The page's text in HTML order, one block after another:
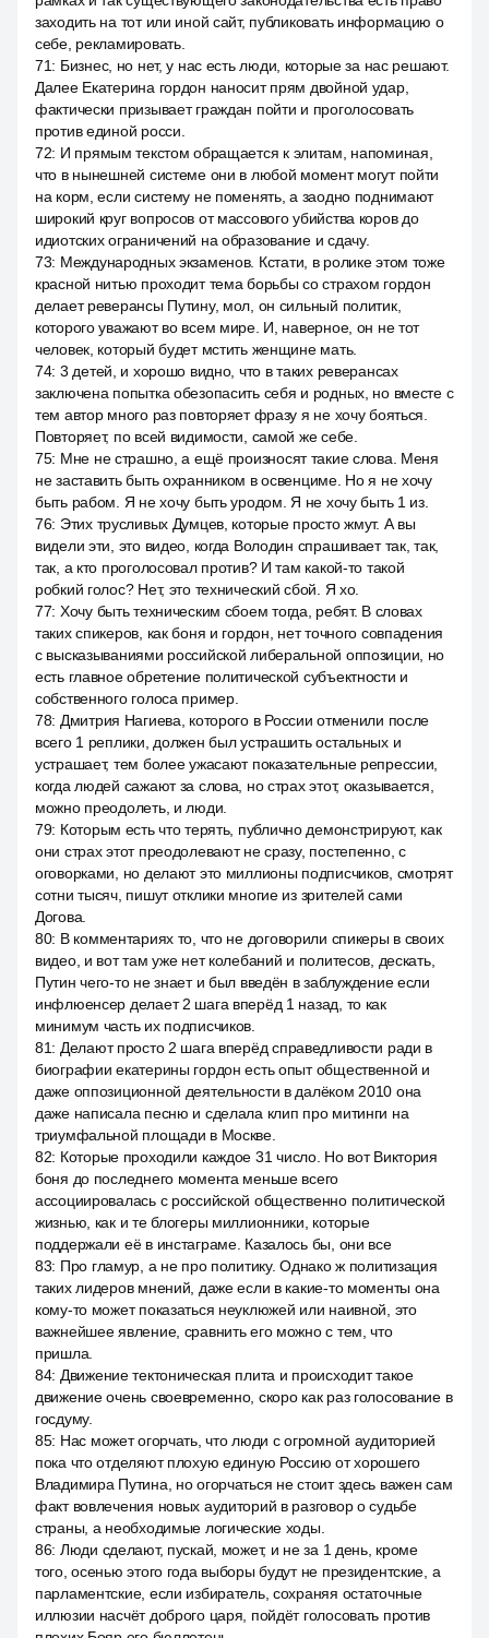
заходить на тот или иной сайт, публиковать информацию о
себе, рекламировать.
71: Бизнес, но нет, у нас есть люди, которые за нас решают.
Далее Екатерина гордон наносит прям двойной удар,
фактически призывает граждан пойти и проголосовать
против единой росси.
72: И прямым текстом обращается к элитам, напоминая,
что в нынешней системе они в любой момент могут пойти
на корм, если систему не поменять, а заодно поднимают
широкий круг вопросов от массового убийства коров до
идиотских ограничений на образование и сдачу.
73: Международных экзаменов. Кстати, в ролике этом тоже
красной нитью проходит тема борьбы со страхом гордон
делает реверансы Путину, мол, он сильный политик,
которого уважают во всем мире. И, наверное, он не тот
человек, который будет мстить женщине мать.
74: 3 детей, и хорошо видно, что в таких реверансах
заключена попытка обезопасить себя и родных, но вместе с
тем автор много раз повторяет фразу я не хочу бояться.
Повторяет, по всей видимости, самой же себе.
75: Мне не страшно, а ещё произносят такие слова. Меня
не заставить быть охранником в освенциме. Но я не хочу
быть рабом. Я не хочу быть уродом. Я не хочу быть 1 из.
76: Этих трусливых Думцев, которые просто жмут. А вы
видели эти, это видео, когда Володин спрашивает так, так,
так, а кто проголосовал против? И там какой-то такой
робкий голос? Нет, это технический сбой. Я хо.
77: Хочу быть техническим сбоем тогда, ребят. В словах
таких спикеров, как боня и гордон, нет точного совпадения
с высказываниями российской либеральной оппозиции, но
есть главное обретение политической субъектности и
собственного голоса пример.
78: Дмитрия Нагиева, которого в России отменили после
всего 1 реплики, должен был устрашить остальных и
устрашает, тем более ужасают показательные репрессии,
когда людей сажают за слова, но страх этот, оказывается,
можно преодолеть, и люди.
79: Которым есть что терять, публично демонстрируют, как
они страх этот преодолевают не сразу, постепенно, с
оговорками, но делают это миллионы подписчиков, смотрят
сотни тысяч, пишут отклики многие из зрителей сами
Догова.
80: В комментариях то, что не договорили спикеры в своих
видео, и вот там уже нет колебаний и политесов, дескать,
Путин чего-то не знает и был введён в заблуждение если
инфлюенсер делает 2 шага вперёд 1 назад, то как
минимум часть их подписчиков.
81: Делают просто 2 шага вперёд справедливости ради в
биографии екатерины гордон есть опыт общественной и
даже оппозиционной деятельности в далёком 2010 она
даже написала песню и сделала клип про митинги на
триумфальной площади в Москве.
82: Которые проходили каждое 31 число. Но вот Виктория
боня до последнего момента меньше всего
ассоциировалась с российской общественно политической
жизнью, как и те блогеры миллионники, которые
поддержали её в инстаграме. Казалось бы, они все
83: Про гламур, а не про политику. Однако ж политизация
таких лидеров мнений, даже если в какие-то моменты она
кому-то может показаться неуклюжей или наивной, это
важнейшее явление, сравнить его можно с тем, что
пришла.
84: Движение тектоническая плита и происходит такое
движение очень своевременно, скоро как раз голосование в
госдуму.
85: Нас может огорчать, что люди с огромной аудиторией
пока что отделяют плохую единую Россию от хорошего
Владимира Путина, но огорчаться не стоит здесь важен сам
факт вовлечения новых аудиторий в разговор о судьбе
страны, а необходимые логические ходы.
86: Люди сделают, пускай, может, и не за 1 день, кроме
того, осенью этого года выборы будут не президентские, а
парламентские, если избиратель, сохраняя остаточные
иллюзии насчёт доброго царя, пойдёт голосовать против